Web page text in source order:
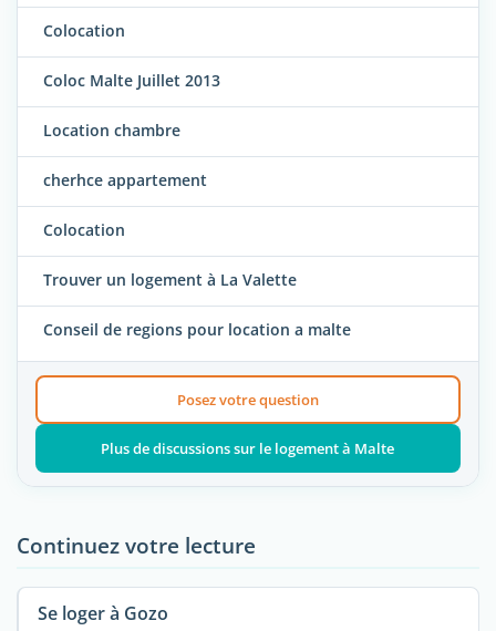
Colocation
Coloc Malte Juillet 2013
Location chambre
cherhce appartement
Colocation
Trouver un logement à La Valette
Conseil de regions pour location a malte
Posez votre question
Plus de discussions sur le logement à Malte
Continuez votre lecture
Se loger à Gozo